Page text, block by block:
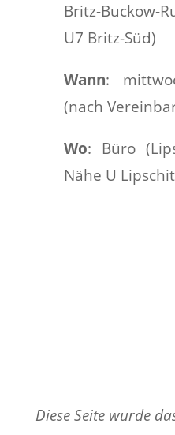
Britz-
U7 Britz-Süd)
Wann:
(nach
Wo: Büro
Nähe U
Diese Seite wurde